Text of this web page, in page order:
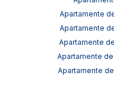
Apartamente
Apartamente
Apartamente
Apartamente
Apartamente